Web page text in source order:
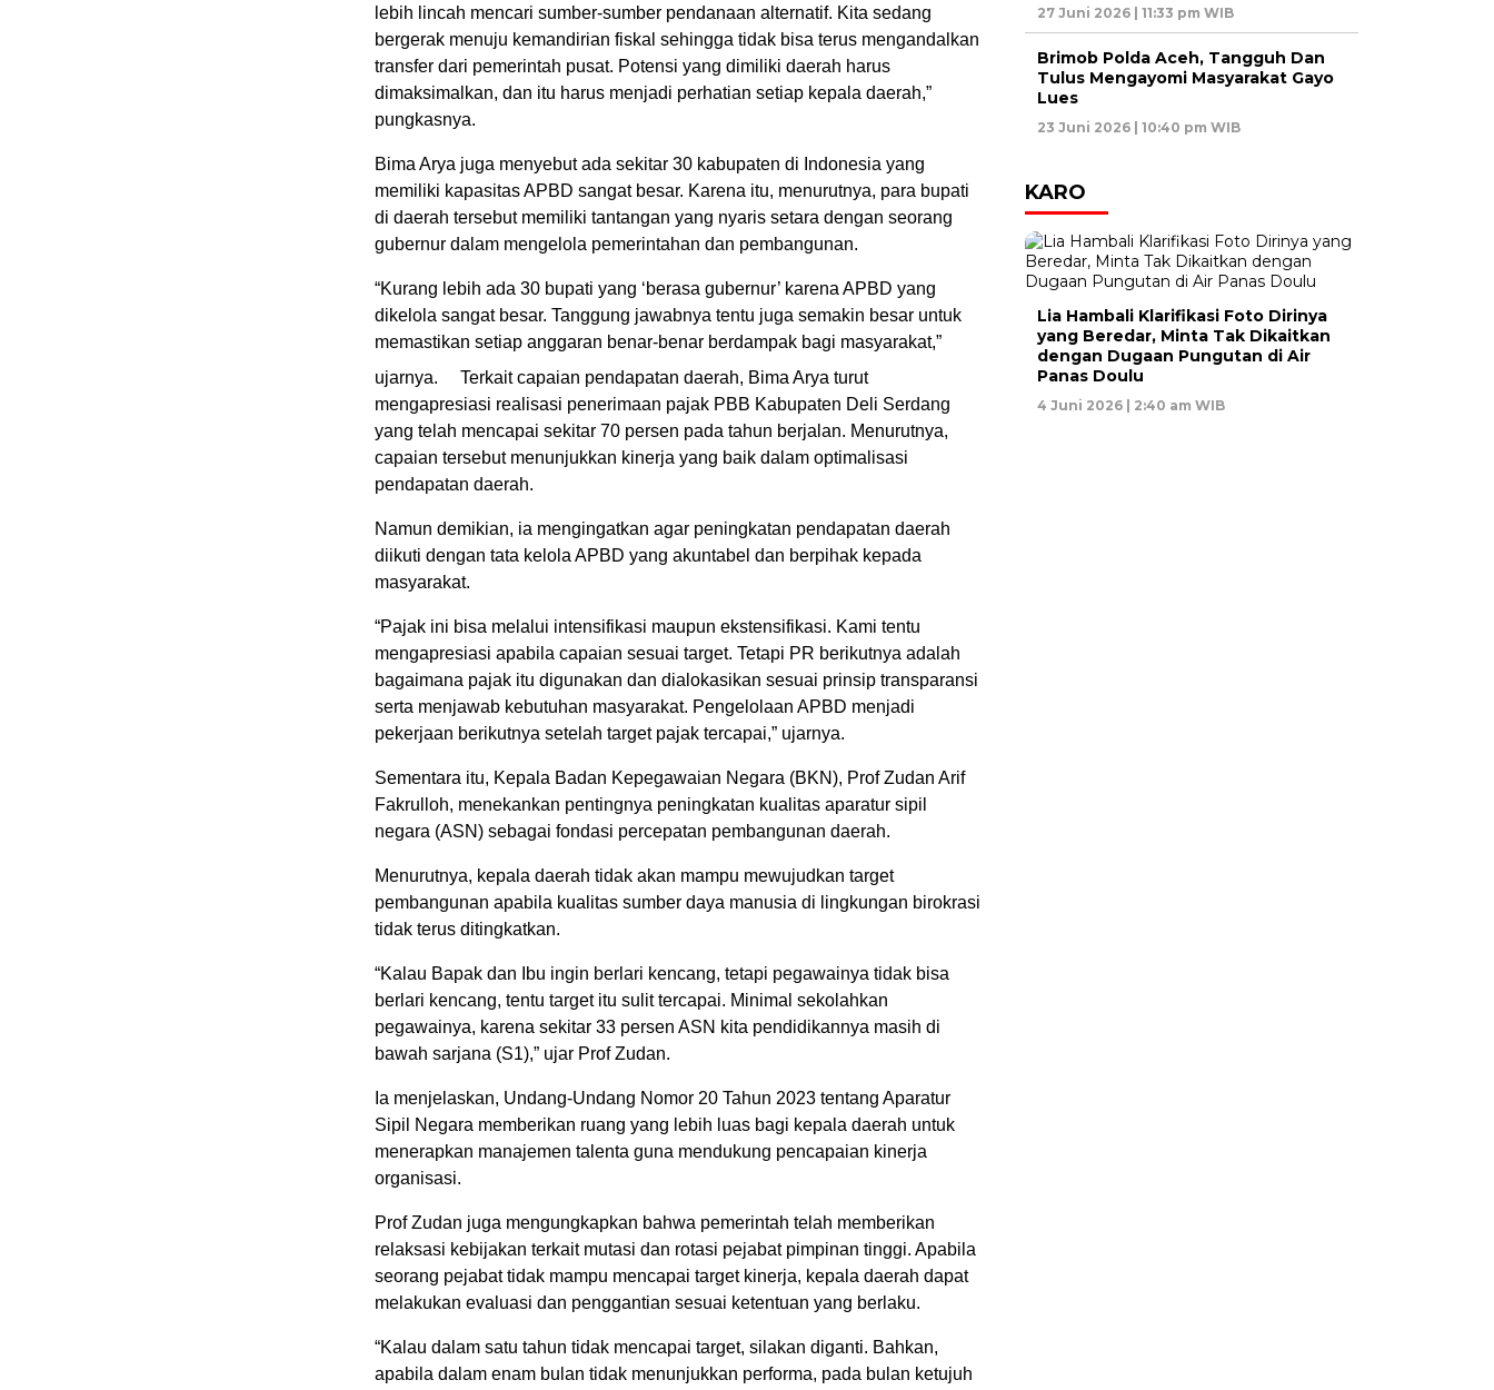
lebih lincah mencari sumber-sumber pendanaan alternatif. Kita sedang
bergerak menuju kemandirian fiskal sehingga tidak bisa terus mengandalkan
transfer dari pemerintah pusat. Potensi yang dimiliki daerah harus
dimaksimalkan, dan itu harus menjadi perhatian setiap kepala daerah,”
pungkasnya.
Bima Arya juga menyebut ada sekitar 30 kabupaten di Indonesia yang
memiliki kapasitas APBD sangat besar. Karena itu, menurutnya, para bupati
di daerah tersebut memiliki tantangan yang nyaris setara dengan seorang
gubernur dalam mengelola pemerintahan dan pembangunan.
“Kurang lebih ada 30 bupati yang ‘berasa gubernur’ karena APBD yang
dikelola sangat besar. Tanggung jawabnya tentu juga semakin besar untuk
memastikan setiap anggaran benar-benar berdampak bagi masyarakat,”
ujarnya.
Terkait capaian pendapatan daerah, Bima Arya turut
mengapresiasi realisasi penerimaan pajak PBB Kabupaten Deli Serdang
yang telah mencapai sekitar 70 persen pada tahun berjalan. Menurutnya,
capaian tersebut menunjukkan kinerja yang baik dalam optimalisasi
pendapatan daerah.
Namun demikian, ia mengingatkan agar peningkatan pendapatan daerah
diikuti dengan tata kelola APBD yang akuntabel dan berpihak kepada
masyarakat.
“Pajak ini bisa melalui intensifikasi maupun ekstensifikasi. Kami tentu
mengapresiasi apabila capaian sesuai target. Tetapi PR berikutnya adalah
bagaimana pajak itu digunakan dan dialokasikan sesuai prinsip transparansi
serta menjawab kebutuhan masyarakat. Pengelolaan APBD menjadi
pekerjaan berikutnya setelah target pajak tercapai,” ujarnya.
Sementara itu, Kepala Badan Kepegawaian Negara (BKN), Prof Zudan Arif
Fakrulloh, menekankan pentingnya peningkatan kualitas aparatur sipil
negara (ASN) sebagai fondasi percepatan pembangunan daerah.
Menurutnya, kepala daerah tidak akan mampu mewujudkan target
pembangunan apabila kualitas sumber daya manusia di lingkungan birokrasi
tidak terus ditingkatkan.
“Kalau Bapak dan Ibu ingin berlari kencang, tetapi pegawainya tidak bisa
berlari kencang, tentu target itu sulit tercapai. Minimal sekolahkan
pegawainya, karena sekitar 33 persen ASN kita pendidikannya masih di
bawah sarjana (S1),” ujar Prof Zudan.
Ia menjelaskan, Undang-Undang Nomor 20 Tahun 2023 tentang Aparatur
Sipil Negara memberikan ruang yang lebih luas bagi kepala daerah untuk
menerapkan manajemen talenta guna mendukung pencapaian kinerja
organisasi.
Prof Zudan juga mengungkapkan bahwa pemerintah telah memberikan
relaksasi kebijakan terkait mutasi dan rotasi pejabat pimpinan tinggi. Apabila
seorang pejabat tidak mampu mencapai target kinerja, kepala daerah dapat
melakukan evaluasi dan penggantian sesuai ketentuan yang berlaku.
“Kalau dalam satu tahun tidak mencapai target, silakan diganti. Bahkan,
apabila dalam enam bulan tidak menunjukkan performa, pada bulan ketujuh
27 Juni 2026 | 11:33 pm WIB
Brimob Polda Aceh, Tangguh Dan
Tulus Mengayomi Masyarakat Gayo
Lues
23 Juni 2026 | 10:40 pm WIB
KARO
Lia Hambali Klarifikasi Foto Dirinya
yang Beredar, Minta Tak Dikaitkan
dengan Dugaan Pungutan di Air
Panas Doulu
4 Juni 2026 | 2:40 am WIB